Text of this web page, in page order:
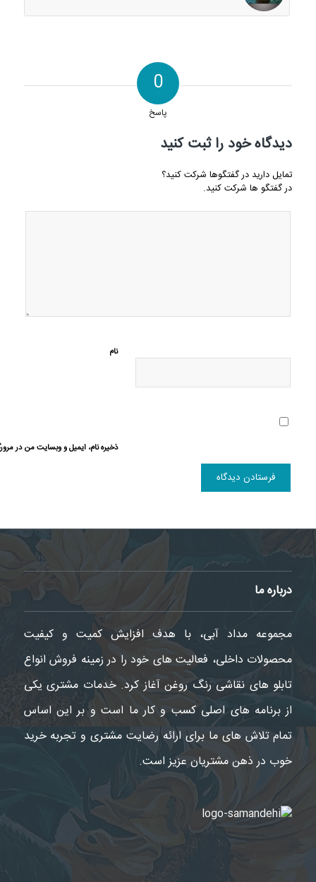
0
پاسخ
دیدگاه خود را ثبت کنید
تمایل دارید در گفتگوها شرکت کنید؟
در گفتگو ها شرکت کنید.
نام
ذخیره نام، ایمیل و وبسایت من در
درباره ما
مجموعه مداد آبی، با هدف افزایش کمیت و کیفیت
محصولات داخلی، فعالیت های خود را در زمینه فروش انواع
تابلو های نقاشی رنگ روغن آغاز کرد. خدمات مشتری یکی
از برنامه های اصلی کسب و کار ما است و بر این اساس
تمام تلاش های ما برای ارائه رضایت مشتری و تجربه خرید
خوب در ذهن مشتریان عزیز است.